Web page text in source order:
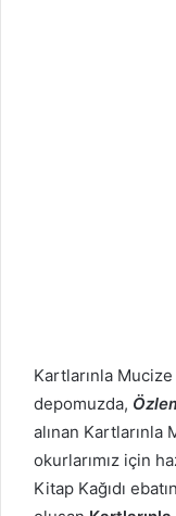
Kartlarınla
depomuzda,
alınan Kartlarınla
okurlarımız için
Kitap Kağıdı